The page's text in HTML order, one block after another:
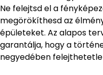
Ne felejtsd el a
megörökíthesd az
épületeket. Az alapos
garantálja, hogy a
negyedében